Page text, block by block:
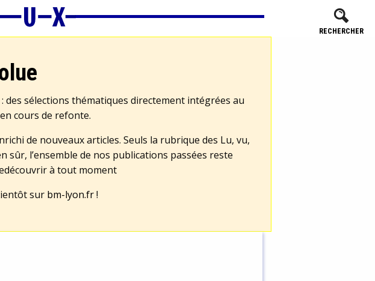
RECHERCHER
sélections thématiques directement intégrées au
cours de refonte.
de nouveaux articles. Seuls la rubrique des Lu, vu,
l’ensemble de nos publications passées reste
à tout moment
sur bm-lyon.fr!